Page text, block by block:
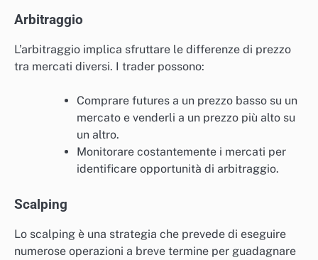
Arbitraggio
L’arbitraggio implica sfruttare le differenze di prezzo
tra mercati diversi. I trader possono:
Comprare futures a un prezzo basso su un
mercato e venderli a un prezzo più alto su
un altro.
Monitorare costantemente i mercati per
identificare opportunità di arbitraggio.
Scalping
Lo scalping è una strategia che prevede di eseguire
numerose operazioni a breve termine per guadagnare